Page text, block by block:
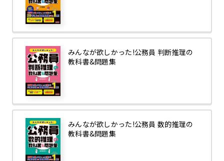
みんなが欲しかった!公務員 判断推理の
教科書&問題集
みんなが欲しかった!公務員 数的推理の
教科書&問題集